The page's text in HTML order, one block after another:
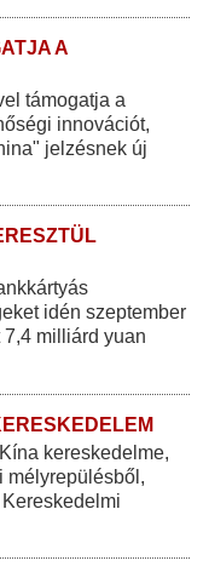
A
támogatja a
innovációt,
jelzésnek új
idén szeptember
milliárd yuan
kereskedelme,
mélyrepülésből,